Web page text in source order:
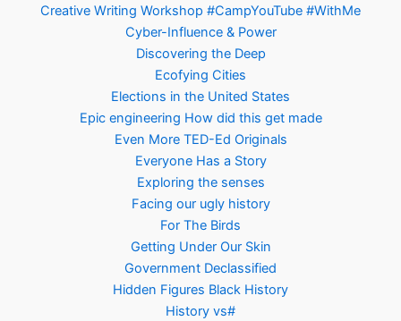
Creative Writing Workshop #CampYouTube #WithMe
Cyber-Influence & Power
Discovering the Deep
Ecofying Cities
Elections in the United States
Epic engineering How did this get made
Even More TED-Ed Originals
Everyone Has a Story
Exploring the senses
Facing our ugly history
For The Birds
Getting Under Our Skin
Government Declassified
Hidden Figures Black History
History vs#